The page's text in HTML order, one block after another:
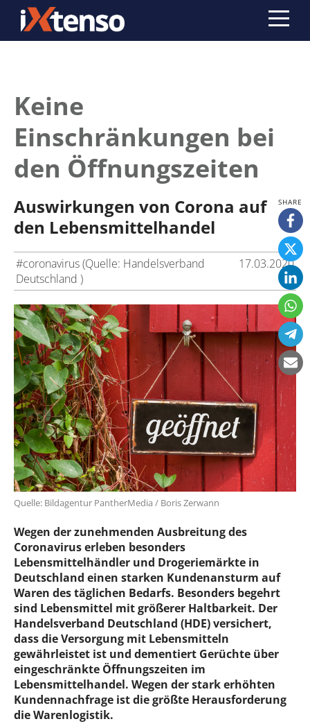
Keine
Einschränkungen bei
den Öffnungszeiten
Auswirkungen von Corona auf
den Lebensmittelhandel
#coronavirus (Quelle: Handelsverband
Deutschland )
17.03.2020
Quelle: Bildagentur PantherMedia / Boris Zerwann
Wegen der zunehmenden Ausbreitung des
Coronavirus erleben besonders
Lebensmittelhändler und Drogeriemärkte in
Deutschland einen starken Kundenansturm auf
Waren des täglichen Bedarfs. Besonders begehrt
sind Lebensmittel mit größerer Haltbarkeit. Der
Handelsverband Deutschland (HDE) versichert,
dass die Versorgung mit Lebensmitteln
gewährleistet ist und dementiert Gerüchte über
eingeschränkte Öffnungszeiten im
Lebensmittelhandel. Wegen der stark erhöhten
Kundennachfrage ist die größte Herausforderung
die Warenlogistik.